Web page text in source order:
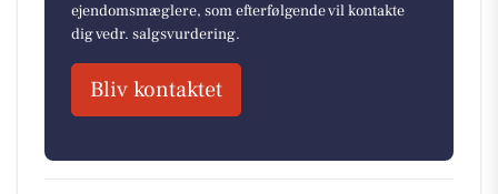
ejendomsmæglere, som efterfølgende vil kontakte
dig vedr. salgsvurdering.
Bliv kontaktet